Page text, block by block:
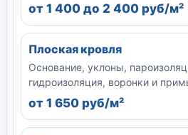
от 1 400 до 2 400 руб/м²
Плоская кровля
Основание, уклоны,
гидроизоляция, воронки и
от 1 650 руб/м²